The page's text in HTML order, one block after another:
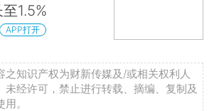
1.5%
APP打开
之知识产权为财新传媒及/或相关权利人
未经许可，禁止进行转载、摘编、复制及
。